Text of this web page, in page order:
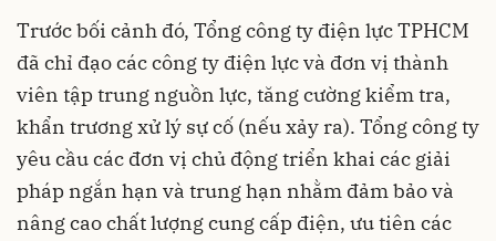
Trước bối cảnh đó, Tổng công ty điện lực TPHCM
đã chỉ đạo các công ty điện lực và đơn vị thành
viên tập trung nguồn lực, tăng cường kiểm tra,
khẩn trương xử lý sự cố (nếu xảy ra). Tổng công ty
yêu cầu các đơn vị chủ động triển khai các giải
pháp ngắn hạn và trung hạn nhằm đảm bảo và
nâng cao chất lượng cung cấp điện, ưu tiên các